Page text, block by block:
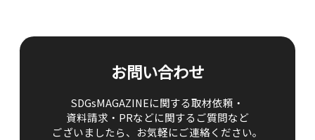
お問い合わせ
SDGsMAGAZINEに関する取材依頼・
資料請求・PRなどに関するご質問など
ございましたら、 お気軽にご連絡ください。